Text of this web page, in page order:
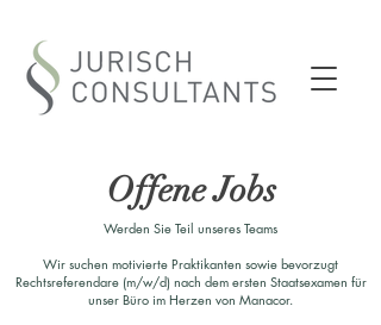
Offene Jobs
Werden Sie Teil unseres Teams
Wir suchen motivierte Praktikanten sowie bevorzugt
Rechtsreferendare (m/w/d) nach dem ersten Staatsexamen für
unser Büro im Herzen von Manacor.